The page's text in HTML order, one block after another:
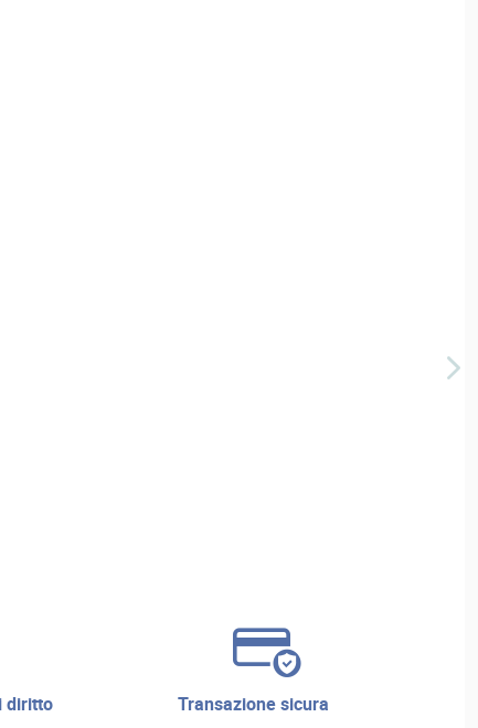
transazione sicura